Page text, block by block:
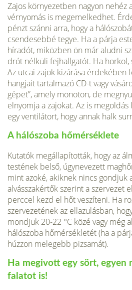
Zajos környezetben nagyon nehéz
vérnyomás is megemelkedhet.
pénzt szánni arra, hogy a
csendesebbé tegye. Ha a párja
híradót, miközben ön már aludni
drót nélküli fejhallgatót. Ha horkol,
Az utcai za­jok kizárása érdekében
hangjait tar­talmazó CD-t vagy
gépet”, amely monoton, de
elnyomja a zajokat. Az is
egy ventilátort, hogy an­nak halk
A hálószoba hőmérséklete
Kutatók megállapították, hogy az
testének belső, úgynevezett
mint azoké, akiknek nincs gondjuk
alvásszakértők szerint a szervezet
perccel kezd el hőt veszíteni. Ha
szer­vezetének az ellazulásban,
mondjuk 20-22 °C közé vagy még
hálószoba hőmérsékletét (ha a
húzzon melegebb pizsamát).
Ha megivott egy sört, egyen
falatot is!